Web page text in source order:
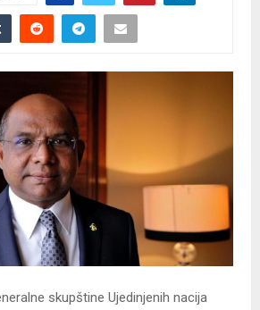
skupštine Ujedinjenih nacija